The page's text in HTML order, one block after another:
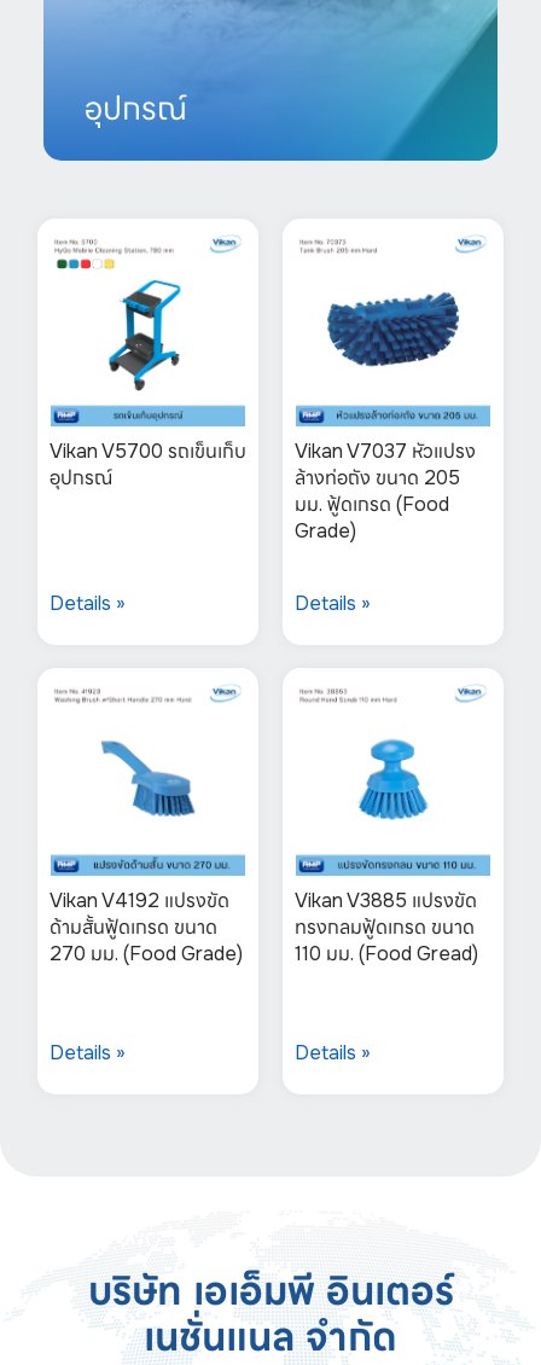
อุปกรณ์
Vikan V5700 รถเข็นเก็บ
อุปกรณ์
Details »
Vikan V7037 หัวแปรง
ล้างท่อถัง ขนาด 205
มม. ฟู้ดเกรด (Food
Grade)
Details »
Vikan V4192 แปรงขัด
ด้ามสั้นฟู้ดเกรด ขนาด
270 มม. (Food Grade)
Details »
Vikan V3885 แปรงขัด
ทรงกลมฟู้ดเกรด ขนาด
110 มม. (Food Gread)
Details »
บริษัท เอเอ็มพี อินเตอร์
เนชั่นแนล จำกัด